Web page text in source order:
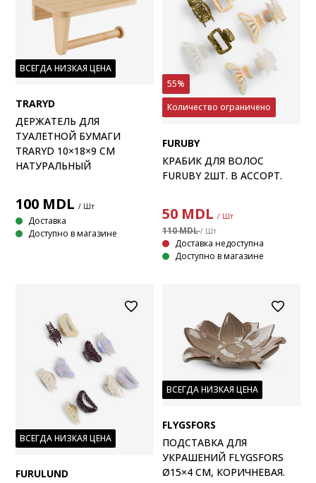
ВСЕГДА НИЗКАЯ ЦЕНА
TRARYD
ДЕРЖАТЕЛЬ ДЛЯ
ТУАЛЕТНОЙ БУМАГИ
TRARYD 10×18×9 СМ
НАТУРАЛЬНЫЙ
100 MDL / Шт
Доставка
Доступно в магазине
55%
Количество ограничено
FURUBY
КРАБИК ДЛЯ ВОЛОС
FURUBY 2ШТ. В АССОРТ.
50 MDL / Шт
110 MDL/ Шт
Доставка недоступна
Доступно в магазине
ВСЕГДА НИЗКАЯ ЦЕНА
FURULUND
ВСЕГДА НИЗКАЯ ЦЕНА
FLYGSFORS
ПОДСТАВКА ДЛЯ
УКРАШЕНИЙ FLYGSFORS
Ø15×4 СМ, КОРИЧНЕВАЯ.